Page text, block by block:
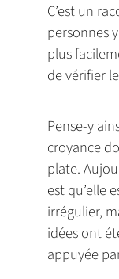
C’est un
personnes
plus
de vérifier
Pense-y
croyance
plate.
est qu’elle
irrégulier,
idées ont
appuyée